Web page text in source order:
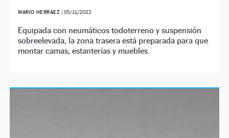
MARIO HERRÁEZ | 05/11/2022
Equipada con neumáticos todoterreno y suspensión
sobreelevada, la zona trasera está preparada para que
montar camas, estanterías y muebles.